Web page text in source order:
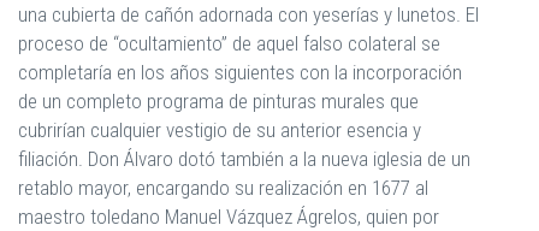
una cubierta de cañón adornada con yeserías y lunetos. El
proceso de “ocultamiento” de aquel falso colateral se
completaría en los años siguientes con la incorporación
de un completo programa de pinturas murales que
cubrirían cualquier vestigio de su anterior esencia y
filiación. Don Álvaro dotó también a la nueva iglesia de un
retablo mayor, encargando su realización en 1677 al
maestro toledano Manuel Vázquez Ágrelos, quien por